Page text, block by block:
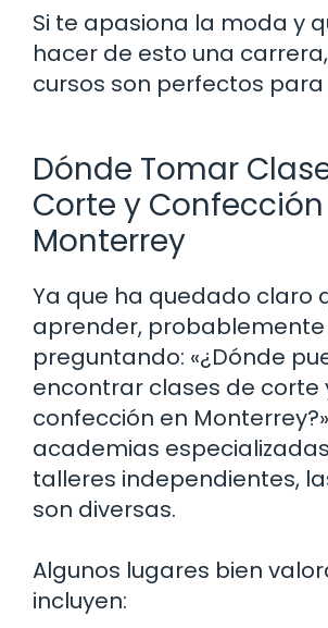
Si te apasiona la moda y
hacer de esto una
cursos son perfectos para
Dónde Tomar
Corte y
Monterrey
Ya que ha quedado claro
aprender,
preguntando: «¿Dónde
encontrar clases de corte
confección en
academias
talleres independientes,
son diversas.
Algunos lugares bien
incluyen: